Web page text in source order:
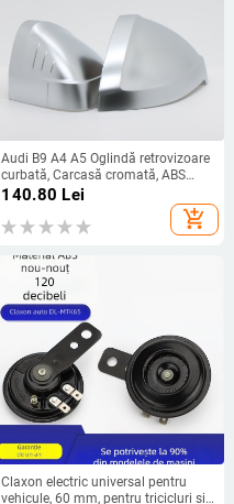
Audi B9 A4 A5 Oglindă retrovizoare
curbată, Carcasă cromată, ABS
oglindă și ABS capac
140.80 Lei
add_shopping_cart
Claxon electric universal pentru
vehicule, 60 mm, pentru tricicluri și